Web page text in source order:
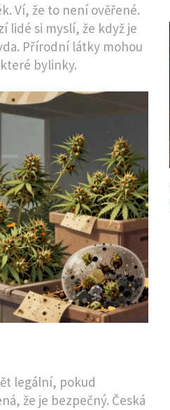
Ví, že to není ověřené.
lidé si myslí, že když je
Přírodní látky mohou
bylinky.
legální, pokud
že je bezpečný. Česká